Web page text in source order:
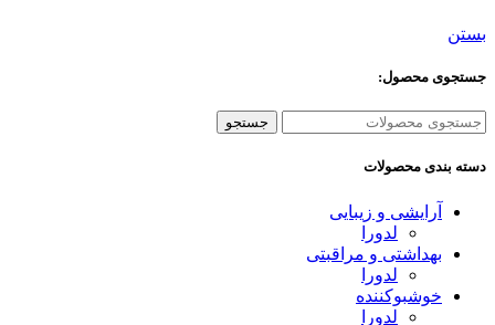
بستن
جستجوی محصول:
جستجو
دسته بندی محصولات
آرایشی و زیبایی
لدورا
بهداشتی و مراقبتی
لدورا
خوشبوکننده
لدورا